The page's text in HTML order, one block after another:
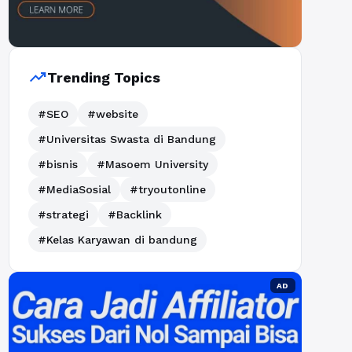
trending_upTrending Topics
#SEO
#website
#Universitas Swasta di Bandung
#bisnis
#Masoem University
#MediaSosial
#tryoutonline
#strategi
#Backlink
#Kelas Karyawan di bandung
AD